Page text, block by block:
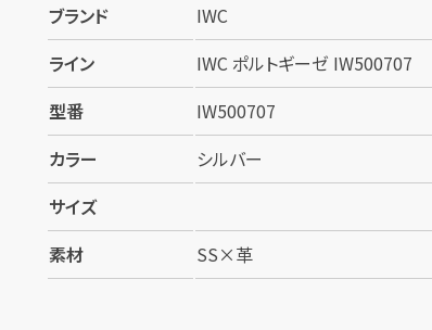
ブランド
IWC
ライン
IWC ポルトギーゼ IW500707
型番
IW500707
カラー
シルバー
サイズ
素材
SS×革